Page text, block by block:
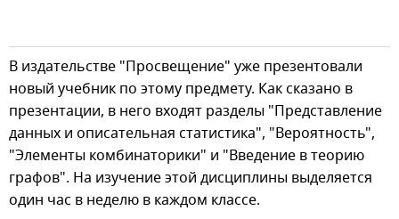
В издательстве "Просвещение" уже презентовали
новый учебник по этому предмету. Как сказано в
презентации, в него входят разделы "Представление
данных и описательная статистика", "Вероятность",
"Элементы комбинаторики" и "Введение в теорию
графов". На изучение этой дисциплины выделяется
один час в неделю в каждом классе.